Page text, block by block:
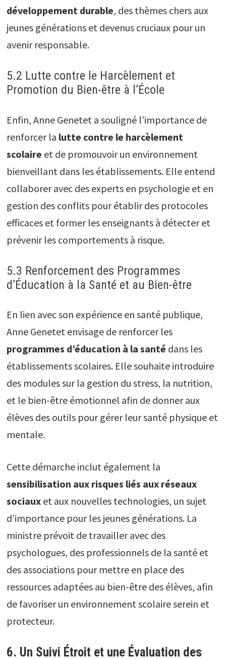
développement durable, des thèmes chers aux
jeunes générations et devenus cruciaux pour un
avenir responsable.
5.2 Lutte contre le Harcèlement et
Promotion du Bien-être à l’École
Enfin, Anne Genetet a souligné l’importance de
renforcer la lutte contre le harcèlement
scolaire et de promouvoir un environnement
bienveillant dans les établissements. Elle entend
collaborer avec des experts en psychologie et en
gestion des conflits pour établir des protocoles
efficaces et former les enseignants à détecter et
prévenir les comportements à risque.
5.3 Renforcement des Programmes
d’Éducation à la Santé et au Bien-être
En lien avec son expérience en santé publique,
Anne Genetet envisage de renforcer les
programmes d’éducation à la santé dans les
établissements scolaires. Elle souhaite introduire
des modules sur la gestion du stress, la nutrition,
et le bien-être émotionnel afin de donner aux
élèves des outils pour gérer leur santé physique et
mentale.
Cette démarche inclut également la
sensibilisation aux risques liés aux réseaux
sociauxet aux nouvelles technologies, un sujet
d’importance pour les jeunes générations. La
ministre prévoit de travailler avec des
psychologues, des professionnels de la santé et
des associations pour mettre en place des
ressources adaptées au bien-être des élèves, afin
de favoriser un environnement scolaire serein et
protecteur.
6. Un Suivi Étroit et une Évaluation des